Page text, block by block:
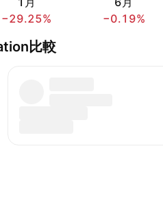
−29.25%
−0.19%
比較